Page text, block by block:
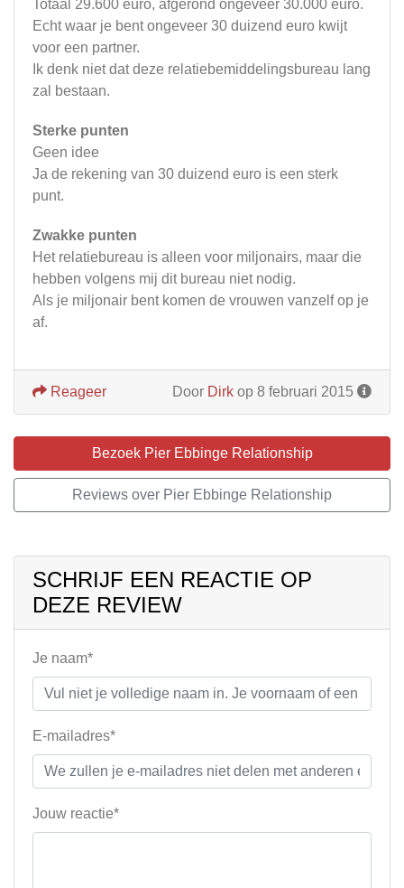
Totaal 29.600 euro, afgerond ongeveer 30.000 euro.
Echt waar je bent ongeveer 30 duizend euro kwijt
voor een partner.
Ik denk niet dat deze relatiebemiddelingsbureau lang
zal bestaan.
Sterke punten
Geen idee
Ja de rekening van 30 duizend euro is een sterk
punt.
Zwakke punten
Het relatiebureau is alleen voor miljonairs, maar die
hebben volgens mij dit bureau niet nodig.
Als je miljonair bent komen de vrouwen vanzelf op je
af.
Door Dirk op 8 februari 2015
Reageer
Bezoek Pier Ebbinge Relationship
Reviews over Pier Ebbinge Relationship
SCHRIJF EEN REACTIE OP
DEZE REVIEW
Je naam*
E-mailadres*
Jouw reactie*